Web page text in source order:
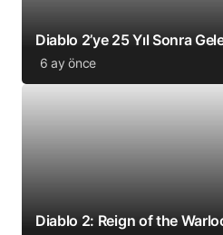
Diablo 2’ye 25 Yıl Sonra
6 ay önce
Diablo 2: Reign of the